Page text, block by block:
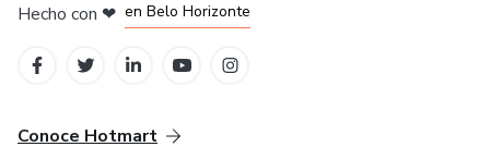
Hecho con ❤ en Belo Horizonte
Conoce Hotmart